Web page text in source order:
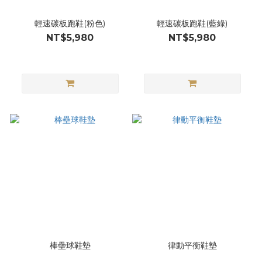
輕速碳板跑鞋(粉色)
NT$5,980
輕速碳板跑鞋(藍綠)
NT$5,980
棒壘球鞋墊 律動平衡鞋墊